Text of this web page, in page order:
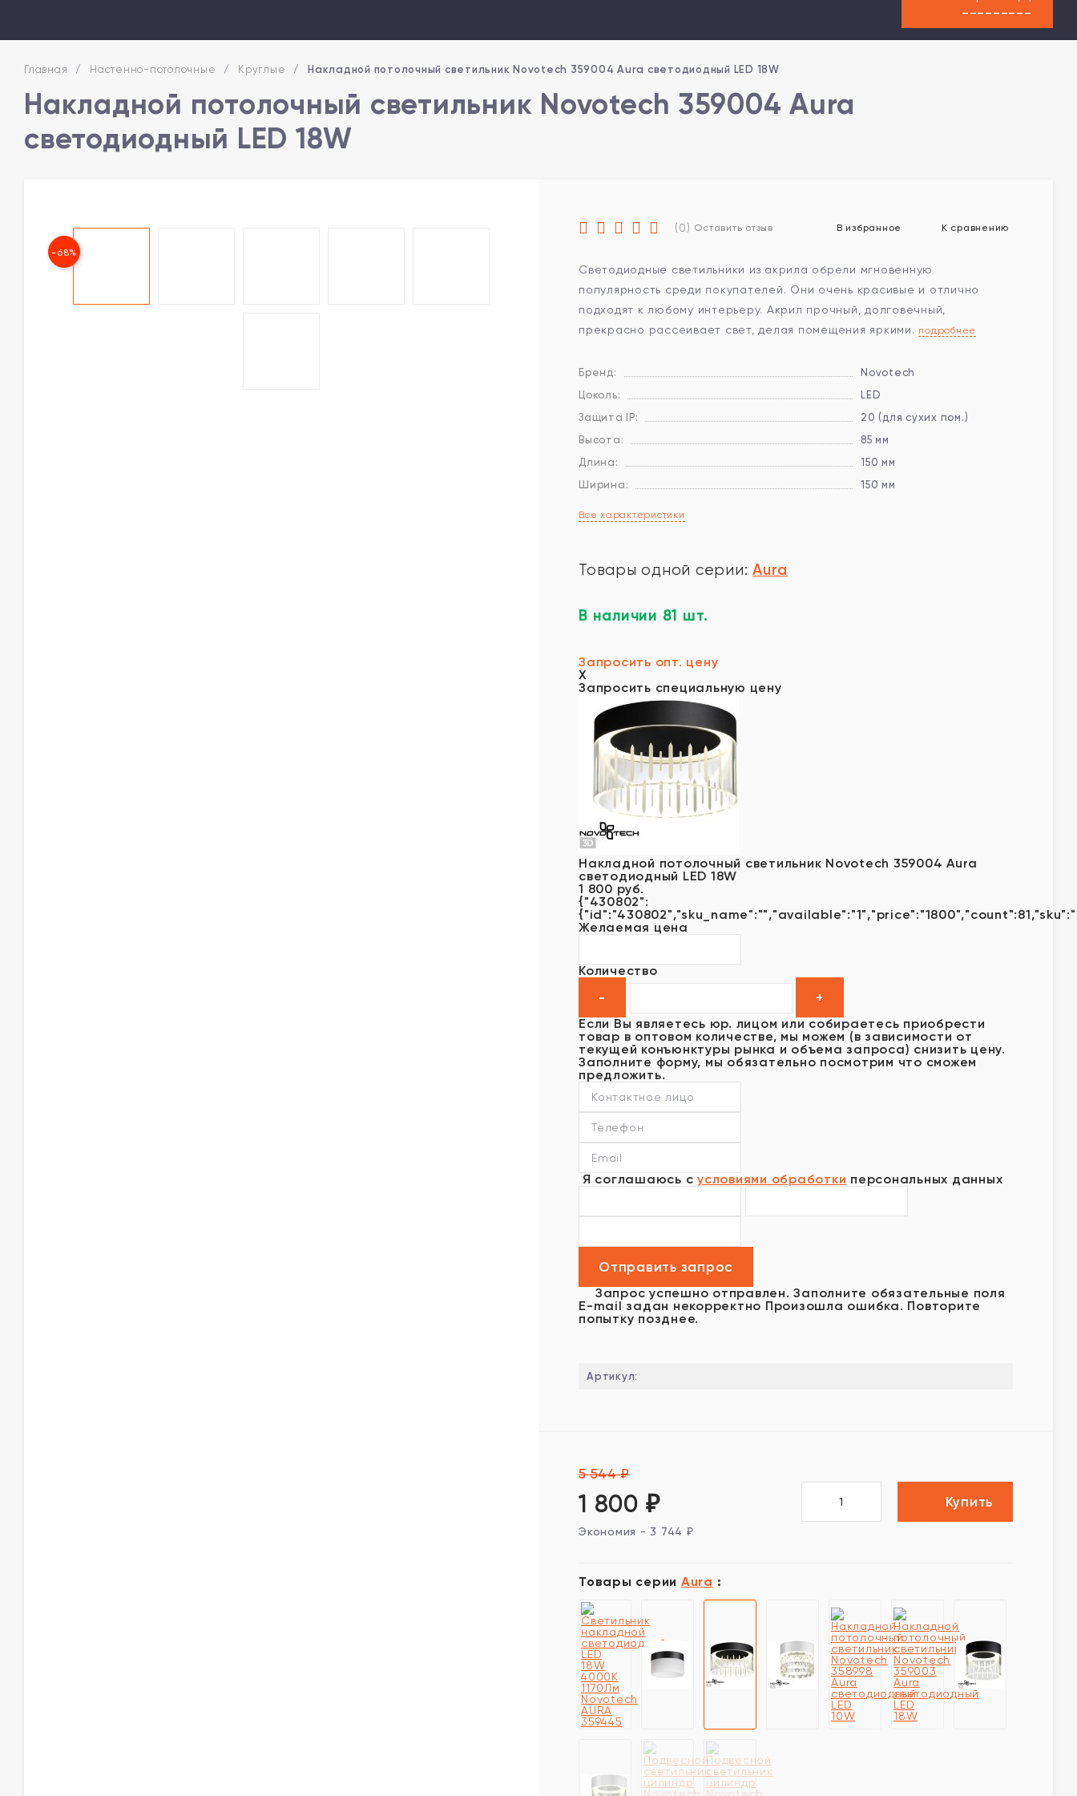
---------
Главная / Настенно-потолочные / Круглые / Накладной потолочный светильник Novotech 359004 Aura светодиодный LED 18W
Накладной потолочный светильник Novotech 359004 Aura
светодиодный LED 18W
-68%
(0) Оставить отзыв В избранное К сравнению
Светодиодные светильники из акрила обрели мгновенную
популярность среди покупателей. Они очень красивые и отлично
подходят к любому интерьеру. Акрил прочный, долговечный,
прекрасно рассеивает свет, делая помещения яркими. подробнее
Бренд:
Novotech
Цоколь:
LED
Защита IP:
20 (для сухих пом.)
Высота:
85 мм
Длина:
150 мм
Ширина:
150 мм
Все характеристики
Товары одной серии: Aura
В наличии 81 шт.
Запросить опт. цену
X
Запросить специальную цену
Накладной потолочный светильник Novotech 359004 Aura
светодиодный LED 18W
1 800 руб.
{"430802":
Желаемая цена
Количество
Если Вы являетесь юр. лицом или собираетесь приобрести
товар в оптовом количестве, мы можем (в зависимости от
текущей конъюнктуры рынка и объема запроса) снизить цену.
Заполните форму, мы обязательно посмотрим что сможем
предложить.
Я соглашаюсь с условиями обработки персональных данных
Запрос успешно отправлен. Заполните обязательные поля
E-mail задан некорректно Произошла ошибка. Повторите
попытку позднее.
Артикул:
5 544₽
1 800 ₽
Экономия - 3 744 ₽
Купить
Товары серии Aura :